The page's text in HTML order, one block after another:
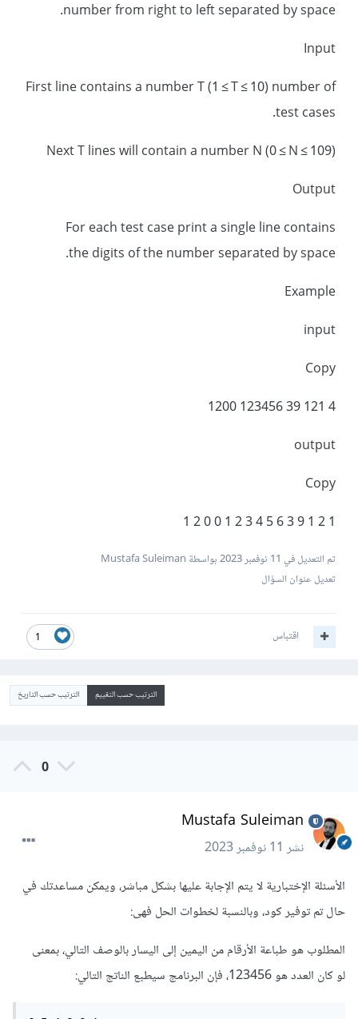
number from right to left separated by space.
Input
First line contains a number T (1 ≤ T ≤ 10) number of
test cases.
Next T lines will contain a number N (0 ≤ N ≤ 109)
Output
For each test case print a single line contains
the digits of the number separated by space.
Example
input
Copy
4 121 39 123456 1200
output
Copy
1 2 1 9 3 6 5 4 3 2 1 0 0 2 1
تم التعديل في 11 نوفمبر 2023
بواسطة Mustafa Suleiman
تعديل عنوان السؤال
1 اقتباس
الترتيب حسب التقييم الترتيب حسب التاريخ
0
Mustafa Suleiman
نشر11 نوفمبر 2023
الأسئلة الإختبارية لا يتم الإجابة عليها بشكل مباشر، ويمكن مساعدتك في
حال تم توفير كود، وبالنسبة لخطوات الحل فهى:
المطلوب هو طباعة الأرقام من اليمين إلى اليسار بالوصف التالي، بمعنى
لو كان العدد هو 123456، فإن البرنامج سيطبع الناتج التالي: